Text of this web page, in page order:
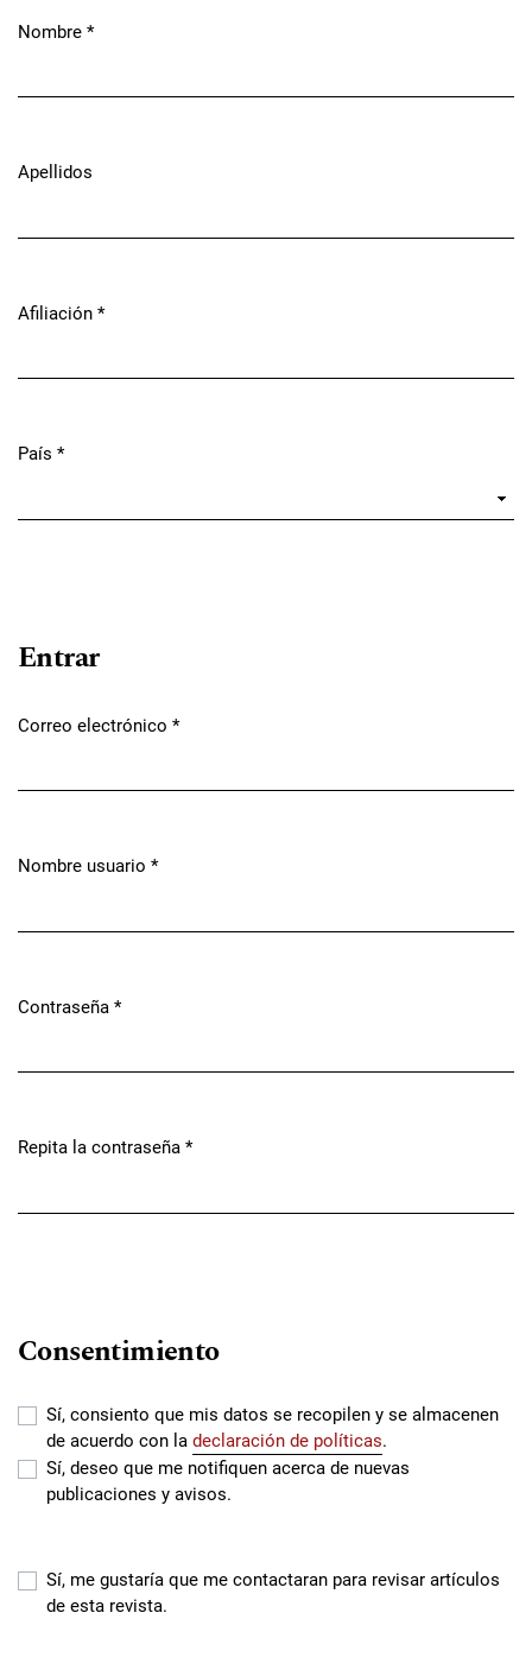
Nombre *
Apellidos
Afiliación *
País *
Entrar
Correo electrónico *
Nombre usuario *
Contraseña *
Repita la contraseña *
Consentimiento
Sí, consiento que mis datos se recopilen y se almacenen
de acuerdo con la declaración de políticas.
Sí, deseo que me notifiquen acerca de nuevas
publicaciones y avisos.
Sí, me gustaría que me contactaran para revisar artículos
de esta revista.